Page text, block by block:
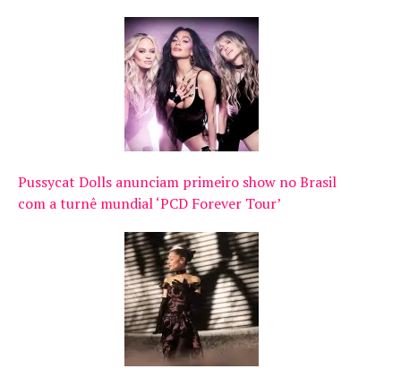
Pussycat Dolls anunciam primeiro show no Brasil
com a turnê mundial ‘PCD Forever Tour’